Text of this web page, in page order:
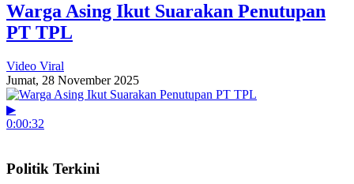
Warga Asing Ikut Suarakan Penutupan
PT TPL
Video Viral
Jumat, 28 November 2025
▶
0:00:32
Politik Terkini